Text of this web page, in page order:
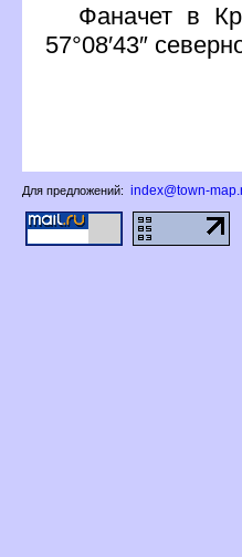
Фаначет в
57°08′43″
Для предложений: index@town-